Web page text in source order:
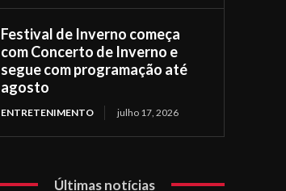
Festival de Inverno começa
com Concerto de Inverno e
segue com programação até
agosto
ENTRETENIMENTO julho 17, 2026
Últimas notícias